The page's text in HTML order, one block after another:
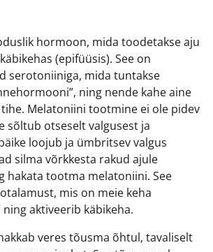
hormoon, mida toodetakse aju
(epifüüsis). See on
serotoniiniga, mida tuntakse
ning nende kahe aine
Melatoniini tootmine ei ole pidev
sõltub otseselt valgusest ja
loojub ja ümbritsev valgus
silma võrkkesta rakud ajule
hakata tootma melatoniini. See
mis on meie keha
ning aktiveerib käbikeha.
veres tõusma õhtul, tavaliselt